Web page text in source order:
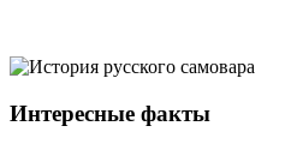
Интересные факты